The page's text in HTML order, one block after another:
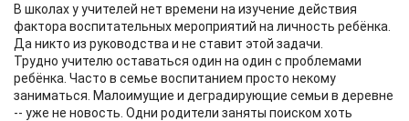
В школах у учителей нет времени на изучение действия
фактора воспитательных мероприятий на личность ребёнка.
Да никто из руководства и не ставит этой задачи.
Трудно учителю оставаться один на один с проблемами
ребёнка. Часто в семье воспитанием просто некому
заниматься. Малоимущие и деградирующие семьи в деревне
-- уже не новость. Одни родители заняты поиском хоть